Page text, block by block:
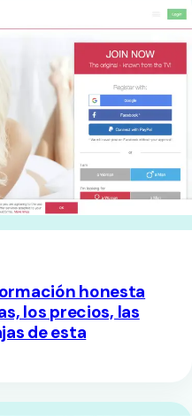
honesta
los precios, las
de esta